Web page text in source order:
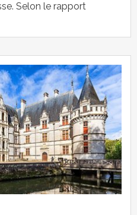
Selon le rapport